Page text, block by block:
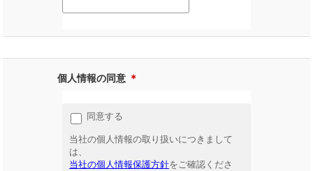
個人情報の同意 ＊
同意する
当社の個人情報の取り扱いにつきまして
は、
当社の個人情報保護方針をご確認くださ